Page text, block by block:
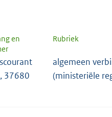
en
Rubriek
37680
algemeen
(ministeriële